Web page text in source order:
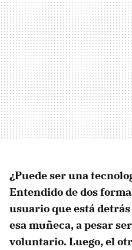
¿Puede ser una
Entendido de dos
usuario que está detrás
esa muñeca, a pesar
voluntario. Luego, el